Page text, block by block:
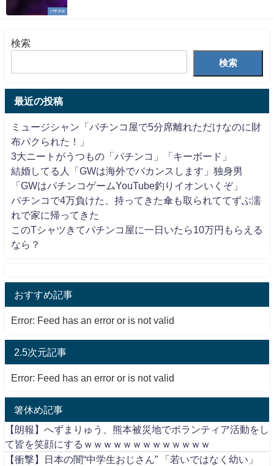
パチスロ
検索
検索
最近の投稿
ミュージシャン「パチンコ屋で5分席離れただけなのに財
布パクられた！」
3大ニートがうつもの「パチンコ」「キーボード」
結婚してる人「GWは海外でバカンスします」独身男
「GWはパチンコゲームYouTube釣りイオンいくぞ」
パチンコで4万負けた、持ってきた傘も取られててずぶ濡
れで家に帰ってきた
このTシャツきてパチンコ屋に一日いたら10万円もらえる
なら？
おすすめ記事
Error: Feed has an error or is not valid
2.5次元記事
Error: Feed has an error or is not valid
箸休め記事
【朗報】へずまりゅう、熊本被災地でボランティア活動をし
て皆を笑顔にするｗｗｗｗｗｗｗｗｗｗｗｗｗ
【衝撃】日本の闇“中学生おじさん” 「若いではなく幼い」